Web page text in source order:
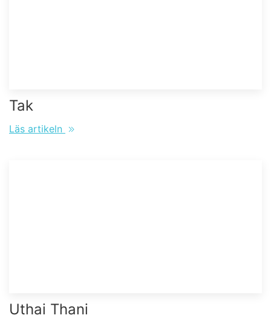
Tak
Läs artikeln
Uthai Thani